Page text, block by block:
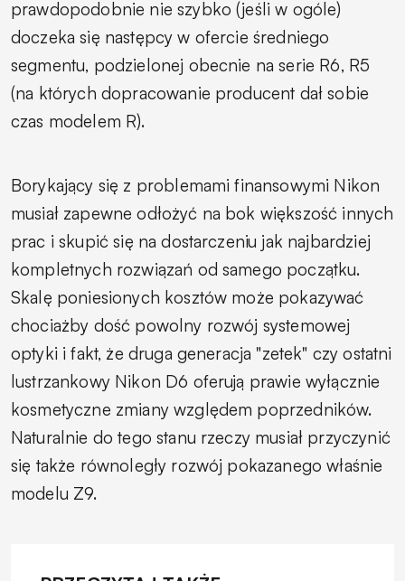
prawdopodobnie nie szybko (jeśli w ogóle)
doczeka się następcy w ofercie średniego
segmentu, podzielonej obecnie na serie R6, R5
(na których dopracowanie producent dał sobie
czas modelem R).
Borykający się z problemami finansowymi Nikon
musiał zapewne odłożyć na bok większość innych
prac i skupić się na dostarczeniu jak najbardziej
kompletnych rozwiązań od samego początku.
Skalę poniesionych kosztów może pokazywać
chociażby dość powolny rozwój systemowej
optyki i fakt, że druga generacja "zetek" czy ostatni
lustrzankowy Nikon D6 oferują prawie wyłącznie
kosmetyczne zmiany względem poprzedników.
Naturalnie do tego stanu rzeczy musiał przyczynić
się także równoległy rozwój pokazanego właśnie
modelu Z9.